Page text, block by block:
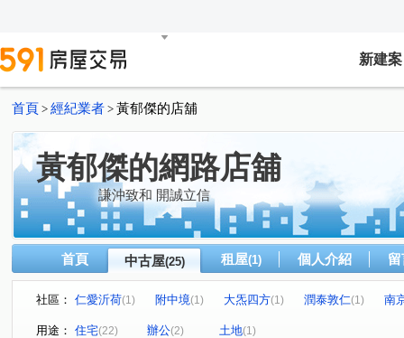
新建案
首頁 > 經紀業者 > 黃郁傑的店舖
黃郁傑的網路店舖
謙沖致和 開誠立信
首頁 中古屋(25) 租屋(1) 個人介紹
社區： 仁愛沂荷(1) 附中境(1) 大炁四方(1) 潤泰敦仁(1)
南
雍居仁愛
敦南自在 台北之星
用途： 住宅(22) 辦公(2) 土地(1)